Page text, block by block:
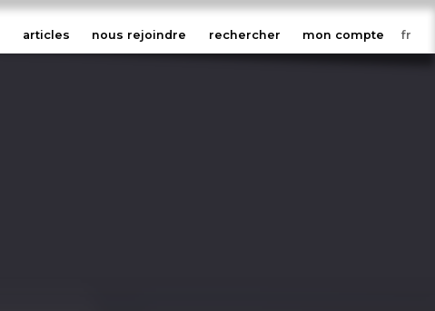
articles nous rejoindre rechercher mon compte